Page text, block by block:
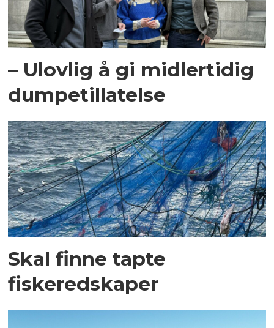
– Ulovlig å gi midlertidig
dumpetillatelse
Skal finne tapte
fiskeredskaper